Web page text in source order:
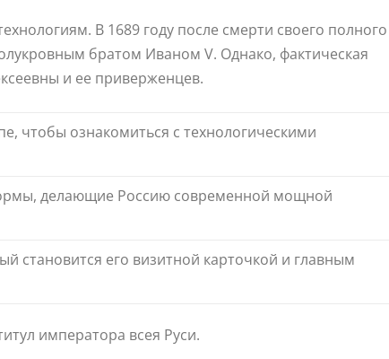
В 1689 году после смерти своего полного
братом Иваном V. Однако, фактическая
и ее приверженцев.
чтобы ознакомиться с технологическими
делающие Россию современной мощной
становится его визитной карточкой и главным
императора всея Руси.